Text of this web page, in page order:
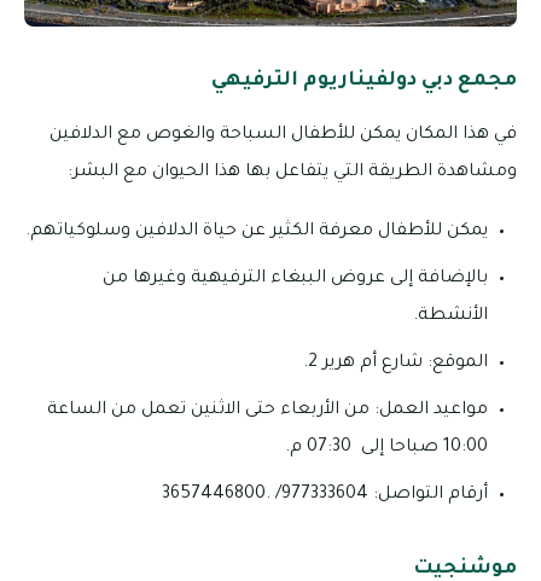
مجمع دبي دولفيناريوم الترفيهي
في هذا المكان يمكن للأطفال السباحة والغوص مع الدلافين
ومشاهدة الطريقة التي يتفاعل بها هذا الحيوان مع البشر:
يمكن للأطفال معرفة الكثير عن حياة الدلافين وسلوكياتهم.
بالإضافة إلى عروض الببغاء الترفيهية وغيرها من
الأنشطة.
الموقع: شارع أم هرير 2.
مواعيد العمل: من الأربعاء حتى الاثنين تعمل من الساعة
10:00 صباحا إلى 07:30 م.
أرقام التواصل: 977333604/ .3657446800
موشنجيت